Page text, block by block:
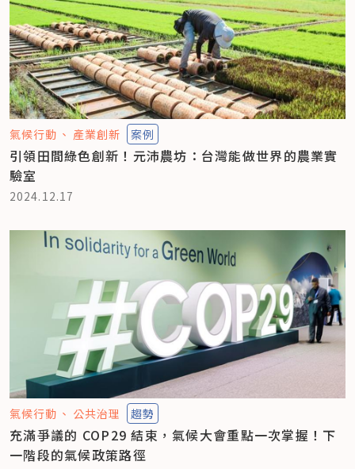
氣候行動 產業創新 案例
引領田間綠色創新！元沛農坊：台灣能做世界的農業實
驗室
2024.12.17
氣候行動 公共治理 趨勢
充滿爭議的 COP29 結束，氣候大會重點一次掌握！下
一階段的氣候政策路徑